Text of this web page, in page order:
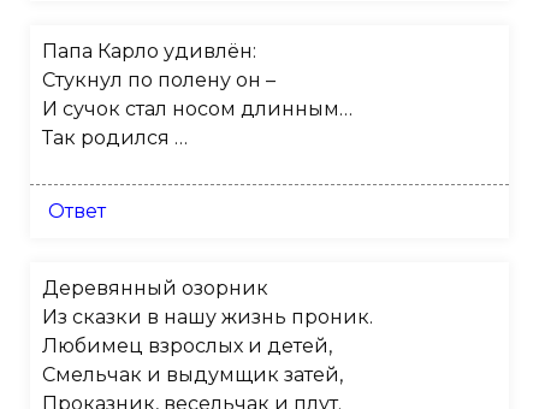
Папа Карло удивлён:
Стукнул по полену он –
И сучок стал носом длинным…
Так родился …
Ответ
Деревянный озорник
Из сказки в нашу жизнь проник.
Любимец взрослых и детей,
Смельчак и выдумщик затей,
Проказник, весельчак и плут.